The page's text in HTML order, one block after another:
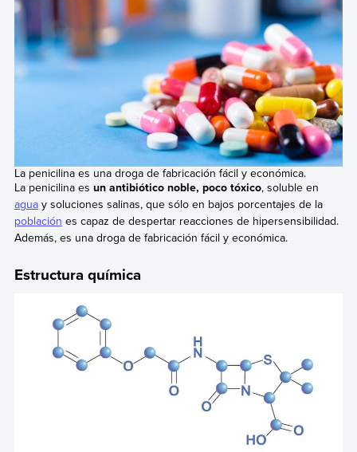
La penicilina es una droga de fabricación fácil y económica.
La penicilina es un antibiótico noble, poco tóxico, soluble en
aguay soluciones salinas, que sólo en bajos porcentajes de la
población es capaz de despertar reacciones de hipersensibilidad.
Además, es una droga de fabricación fácil y económica.
Estructura química